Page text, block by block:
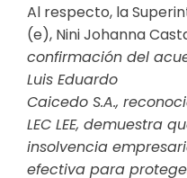
Al respecto, la
(e), Nini Johanna
confirmación del
Luis Eduardo
Caicedo S.A.,
LEC LEE, demuestra
insolvencia
efectiva para